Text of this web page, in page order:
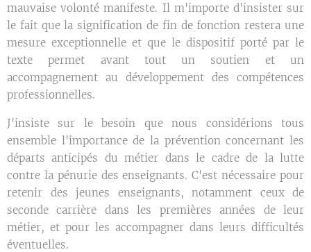
mauvaise volonté manifeste. Il m'importe d'insister sur
le fait que la signification de fin de fonction restera une
mesure exceptionnelle et que le dispositif porté par le
texte permet avant tout un soutien et un
accompagnement au développement des compétences
professionnelles.
J'insiste sur le besoin que nous considérions tous
ensemble l'importance de la prévention concernant les
départs anticipés du métier dans le cadre de la lutte
contre la pénurie des enseignants. C'est nécessaire pour
retenir des jeunes enseignants, notamment ceux de
seconde carrière dans les premières années de leur
métier, et pour les accompagner dans leurs difficultés
éventuelles.